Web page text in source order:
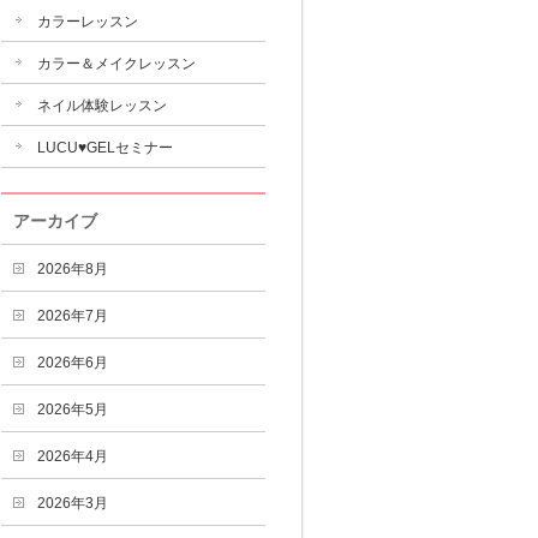
カラーレッスン
カラー＆メイクレッスン
ネイル体験レッスン
LUCU♥GELセミナー
アーカイブ
2026年8月
2026年7月
2026年6月
2026年5月
2026年4月
2026年3月